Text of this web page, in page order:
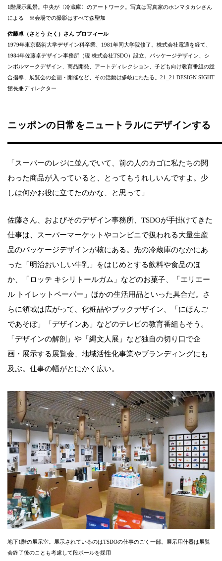
1階展示風景。中央が〈冷蔵庫〉のアートワーク。写真は写真家のホンマタカシさん
による ※会場での撮影はすべて森聖加
佐藤卓（さとう たく）さん プロフィール
1979年東京藝術大学デザイン科卒業、1981年同大学院修了。株式会社電通を経て、
1984年佐藤卓デザイン事務所（現 株式会社TSDO）設立。パッケージデザイン、シ
ンボルマークデザイン、商品開発、アートディレクション、子ども向け教育番組の総
合指導、展覧会の企画・開催など、その活動は多岐にわたる。21_21 DESIGN SIGHT
館長兼ディレクター
ニッポンの日常をニュートラルにデザインする
「スーパーのレジに並んでいて、前の人のカゴに私たちの関
わった商品が入っていると、とってもうれしいんですよ。少
しは何かお役に立てたのかな、と思って」
佐藤さん、およびそのデザイン事務所、TSDOが手掛けてきた
仕事は、スーパーマーケットやコンビニで扱われる大量生産
品のパッケージデザインが核にある。先の冷蔵庫のなかにあ
った「明治おいしい牛乳」をはじめとする飲料や食品のほ
か、「ロッテ キシリトールガム」などのお菓子、「エリエー
ル トイレットペーパー」ほかの生活用品といった具合だ。さ
らに領域は広がって、化粧品やブックデザイン、「にほんご
であそぼ」「デザインあ」などのテレビの教育番組もそう。
「デザインの解剖」や「縄文人展」など独自の切り口で企
画・展示する展覧会、地域活性化事業やブランディングにも
及ぶ。仕事の幅がとにかく広い。
地下1階の展示室。展示されているのはTSDOの仕事のごく一部。展示用什器は展覧
会終了後のことも考慮して段ボールを採用